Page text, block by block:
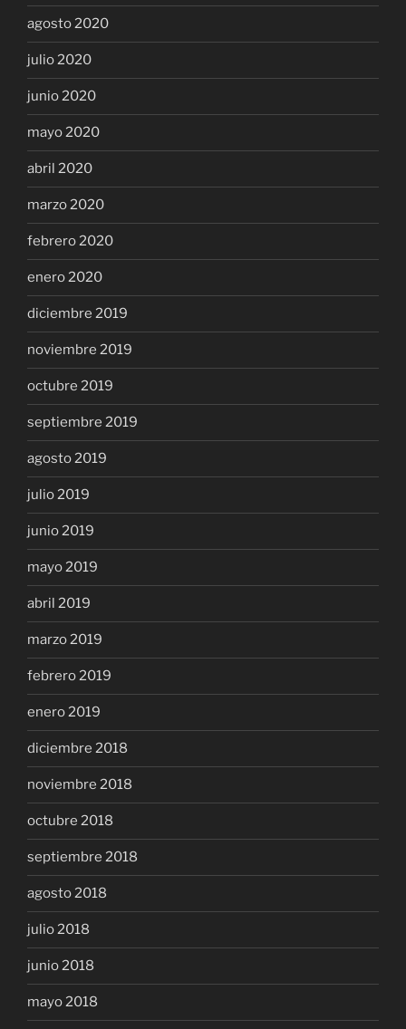
agosto 2020
julio 2020
junio 2020
mayo 2020
abril 2020
marzo 2020
febrero 2020
enero 2020
diciembre 2019
noviembre 2019
octubre 2019
septiembre 2019
agosto 2019
julio 2019
junio 2019
mayo 2019
abril 2019
marzo 2019
febrero 2019
enero 2019
diciembre 2018
noviembre 2018
octubre 2018
septiembre 2018
agosto 2018
julio 2018
junio 2018
mayo 2018